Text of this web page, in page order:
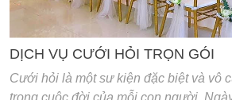
DỊCH VỤ CƯỚI HỎI TRỌN GÓI
Cưới hỏi là một sư kiện đặc biệt và vô
trong cuộc đời của mỗi con người.